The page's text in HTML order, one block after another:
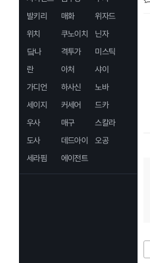
발키리
매화
위자드
위치
쿠노이치
닌자
닼나
격투가
미스틱
란
아처
샤이
가디언
하사신
노바
세이지
커세어
드카
우사
매구
스칼라
도사
데드아이
오공
세라핌
에이전트